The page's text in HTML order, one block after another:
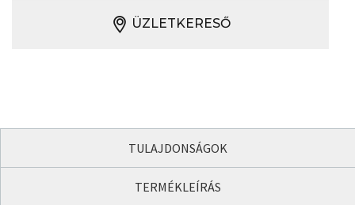
ÜZLETKERESŐ
TULAJDONSÁGOK
TERMÉKLEÍRÁS